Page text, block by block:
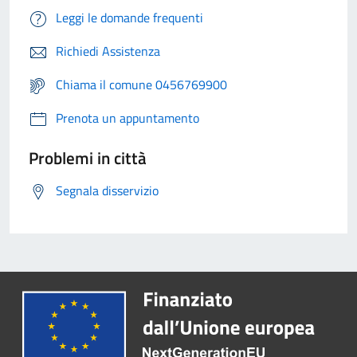
Leggi le domande frequenti
Richiedi Assistenza
Chiama il comune 0456769900
Prenota un appuntamento
Problemi in città
Segnala disservizio